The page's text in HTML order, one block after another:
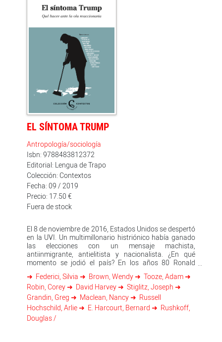
EL SÍNTOMA TRUMP
Antropología/sociología
Isbn: 9788483812372
Editorial: Lengua de Trapo
Colección: Contextos
Fecha: 09 / 2019
Precio: 17.50 €
Fuera de stock
El 8 de noviembre de 2016, Estados Unidos se despertó
en la UVI. Un multimillonario histriónico había ganado
las elecciones con un mensaje machista,
antiinmigrante, antielitista y nacionalista. ¿En qué
momento se jodió el país? En los años 80 Ronald
modelo de plácido entendimiento entre mercados y
democracias que hizo crack en 2008. Entonces
surgieron chispazos rupturistas como Occupy Wall
Street. Hoy asistimos al rearme de las élites, y vemos
cómo Trump es solo uno de los indicios de un
fenómeno global: la extrema derecha crece y afloran
Federici, Silvia Brown, Wendy
Tooze, Adam
Robin, Corey
David Harvey
Stiglitz, Joseph
Grandin, Greg
Maclean, Nancy
Russell
Hochschild, Arlie
E. Harcourt, Bernard
Rushkoff,
Douglas /